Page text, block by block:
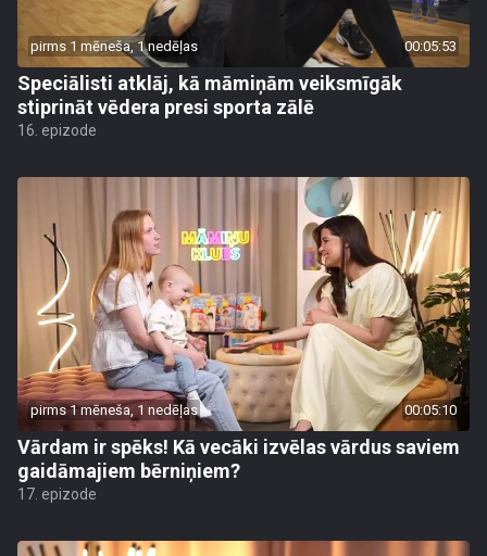
pirms 1 mēneša, 1 nedēļas 00:05:53
Speciālisti atklāj, kā māmiņām veiksmīgāk
stiprināt vēdera presi sporta zālē
16. epizode
pirms 1 mēneša, 1 nedēļas 00:05:10
Vārdam ir spēks! Kā vecāki izvēlas vārdus saviem
gaidāmajiem bērniņiem?
17. epizode